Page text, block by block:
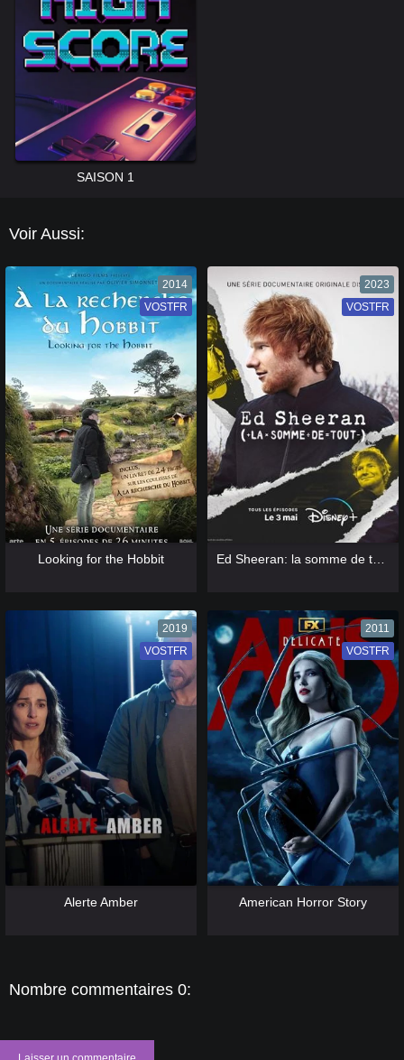
SAISON 1
Voir Aussi:
2014
VF
VOSTFR
Looking for the Hobbit
2023
VF
VOSTFR
2019
VF
VOSTFR
Alerte Amber
2011
VF
VOSTFR
American Horror Story
Nombre commentaires 0: